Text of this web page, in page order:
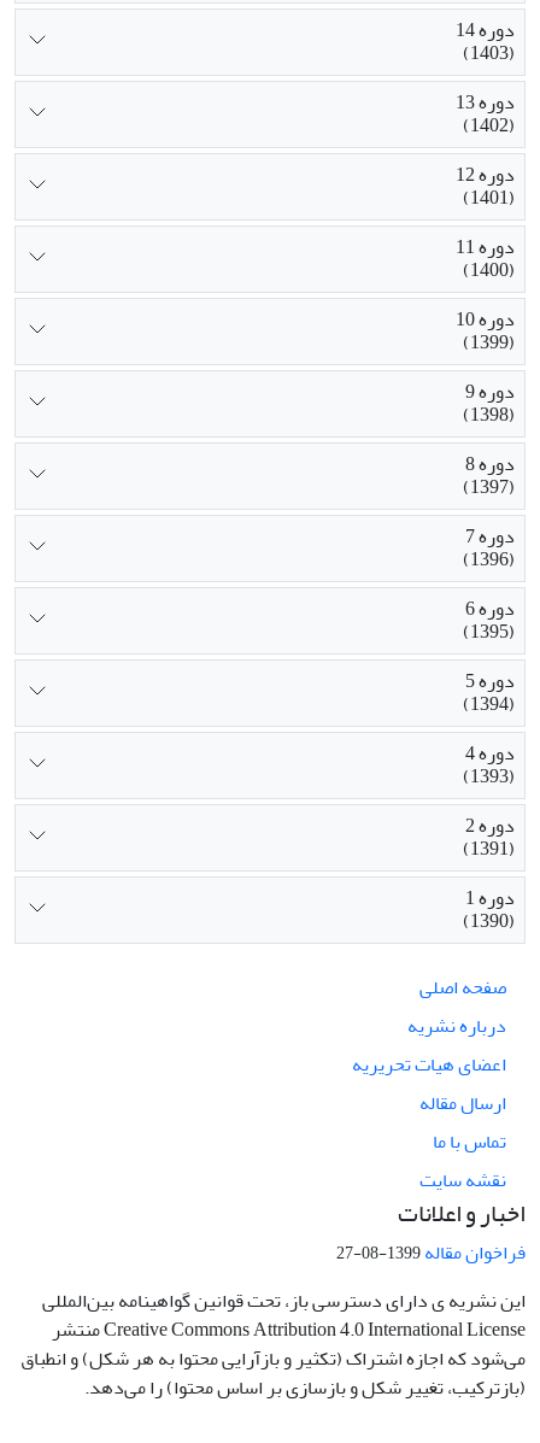
دوره 14
(1403)
دوره 13
(1402)
دوره 12
(1401)
دوره 11
(1400)
دوره 10
(1399)
دوره 9
(1398)
دوره 8
(1397)
دوره 7
(1396)
دوره 6
(1395)
دوره 5
(1394)
دوره 4
(1393)
دوره 2
(1391)
دوره 1
(1390)
صفحه اصلی
درباره نشریه
اعضای هیات تحریریه
ارسال مقاله
تماس با ما
نقشه سایت
اخبار و اعلانات
فراخوان مقاله1399-08-27
این نشریه ی دارای دسترسی باز، تحت قوانین گواهینامه بین‌المللی
Creative Commons Attribution 4.0 International License منتشر
می‌شود که اجازه اشتراک (تکثیر و بازآرایی محتوا به هر شکل) و انطباق
(بازترکیب، تغییر شکل و بازسازی بر اساس محتوا) را می‌دهد.